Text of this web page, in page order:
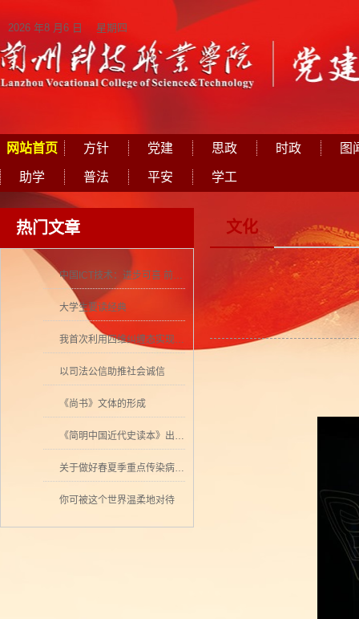
2026 年8 月6 日 星期四
网站首页 方针 党建 思政 时政 图
助学 普法 平安 学工
热门文章
中国ICT技术：进步可喜 前景可期
大学生要读经典
我首次利用四维纠缠态实现量子密集编码
以司法公信助推社会诚信
《尚书》文体的形成
《简明中国近代史读本》出版 历史学者张海鹏领衔撰写
关于做好春夏季重点传染病防控工作的通知
你可被这个世界温柔地对待
文化